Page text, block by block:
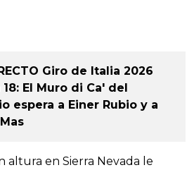
Giro de Italia 2026
18: El Muro di Ca' del
espera a Einer Rubio y a
altura en Sierra Nevada le